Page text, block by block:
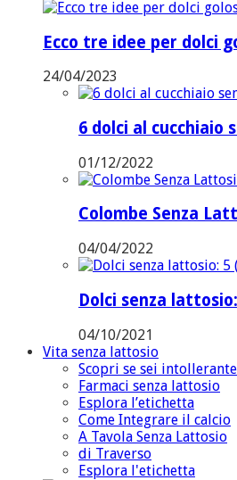
Ecco tre idee per dolci
24/04/2023
6 dolci al cucchiaio
01/12/2022
Colombe Senza
04/04/2022
Dolci senza
04/10/2021
Vita senza lattosio
Scopri se sei intollerante
Farmaci senza lattosio
Esplora l’etichetta
Come Integrare il calcio
A Tavola Senza Lattosio
di Traverso
Esplora l'etichetta